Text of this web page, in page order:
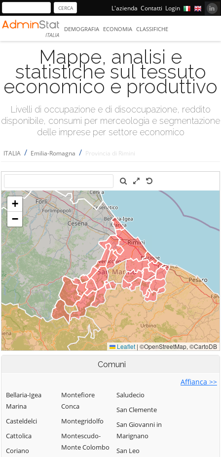
L'azienda Contatti Login
ITALIA
DEMOGRAFIA ECONOMIA CLASSIFICHE
Mappe, analisi e
statistiche sul tessuto
economico e produttivo
Livelli di occupazione e di disoccupazione, reddito
disponibile, consumi per merceologia e segmentazione
delle imprese per settore economico
ITALIA / Emilia-Romagna / Provincia di Rimini
Comuni
Affianca >>
Bellaria-Igea
Marina
Casteldelci
Cattolica
Coriano
Montefiore
Conca
Montegridolfo
Montescudo-
Monte Colombo
Saludecio
San Clemente
San Giovanni in
Marignano
San Leo